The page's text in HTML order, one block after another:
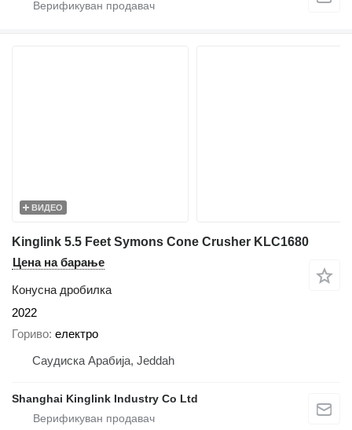
ВИДЕО
Kinglink 5.5 Feet Symons Cone Crusher KLC1680
Цена на барање
Конусна дробилка
2022
Гориво електро
Саудиска Арабија, Jeddah
Shanghai Kinglink Industry Co Ltd